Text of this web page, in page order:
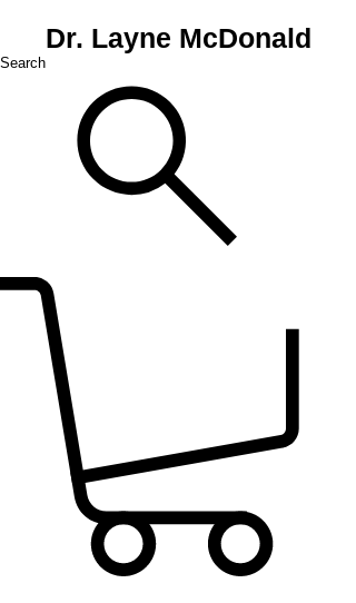
Dr. Layne McDonald
Search